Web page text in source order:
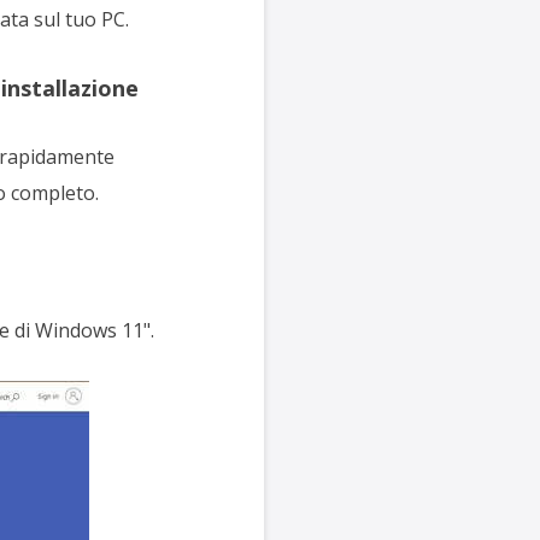
sul tuo PC.
completo.
di Windows 11".